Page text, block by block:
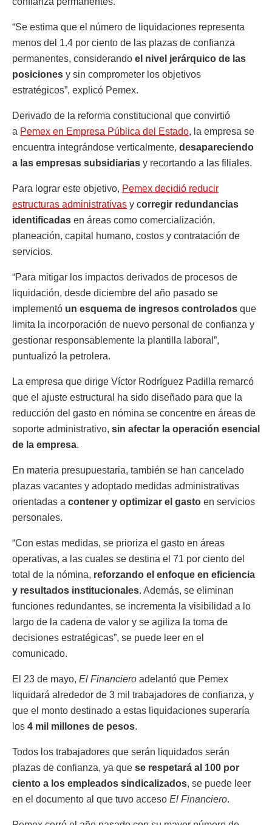
“Se estima que el número de liquidaciones representa
menos del 1.4 por ciento de las plazas de confianza
permanentes, considerando el nivel jerárquico de las
posiciones y sin comprometer los objetivos
estratégicos”, explicó Pemex.
Derivado de la reforma constitucional que convirtió
a Pemex en Empresa Pública del Estado, la empresa se
encuentra integrándose verticalmente, desapareciendo
a las empresas subsidiarias y recortando a las filiales.
Para lograr este objetivo, Pemex decidió reducir
estructuras administrativas y corregir redundancias
identificadas en áreas como comercialización,
planeación, capital humano, costos y contratación de
servicios.
“Para mitigar los impactos derivados de procesos de
liquidación, desde diciembre del año pasado se
implementó un esquema de ingresos controlados que
limita la incorporación de nuevo personal de confianza y
gestionar responsablemente la plantilla laboral”,
puntualizó la petrolera.
La empresa que dirige Víctor Rodríguez Padilla remarcó
que el ajuste estructural ha sido diseñado para que la
reducción del gasto en nómina se concentre en áreas de
soporte administrativo, sin afectar la operación esencial
de la empresa.
En materia presupuestaria, también se han cancelado
plazas vacantes y adoptado medidas administrativas
orientadas a contener y optimizar el gasto en servicios
personales.
“Con estas medidas, se prioriza el gasto en áreas
operativas, a las cuales se destina el 71 por ciento del
total de la nómina, reforzando el enfoque en eficiencia
y resultados institucionales. Además, se eliminan
funciones redundantes, se incrementa la visibilidad a lo
largo de la cadena de valor y se agiliza la toma de
decisiones estratégicas”, se puede leer en el
comunicado.
El 23 de mayo, El Financiero adelantó que Pemex
liquidará alrededor de 3 mil trabajadores de confianza, y
que el monto destinado a estas liquidaciones superaría
los 4 mil millones de pesos.
Todos los trabajadores que serán liquidados serán
plazas de confianza, ya que se respetará al 100 por
ciento a los empleados sindicalizados, se puede leer
en el documento al que tuvo acceso El Financiero.